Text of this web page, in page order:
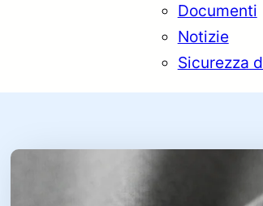
Documenti
Notizie
Sicurezza